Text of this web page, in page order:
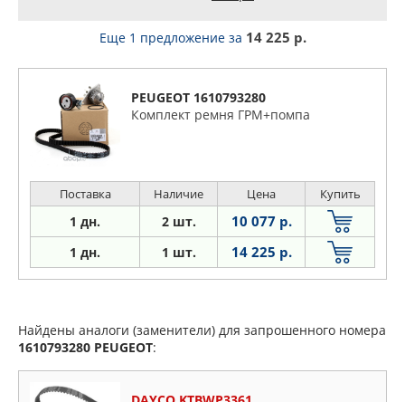
Еще 1 предложение за 14 225 р.
PEUGEOT 1610793280
Комплект ремня ГРМ+помпа
Поставка Наличие Цена Купить
1 дн. 2 шт. 10 077 р.
1 дн. 1 шт. 14 225 р.
Найдены аналоги (заменители) для запрошенного номера
1610793280 PEUGEOT: